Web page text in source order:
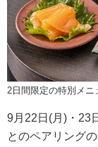
2日間限定の特別メニ
9月22日(月)・23
とのペアリング